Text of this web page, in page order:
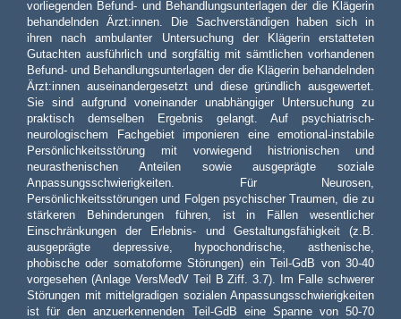
vorliegenden Befund- und Behandlungsunterlagen der die Klägerin
behandelnden Ärzt:innen. Die Sachverständigen haben sich in
ihren nach ambulanter Untersuchung der Klägerin erstatteten
Gutachten ausführlich und sorgfältig mit sämtlichen vorhandenen
Befund- und Behandlungsunterlagen der die Klägerin behandelnden
Ärzt:innen auseinandergesetzt und diese gründlich ausgewertet.
Sie sind aufgrund voneinander unabhängiger Untersuchung zu
praktisch demselben Ergebnis gelangt. Auf psychiatrisch-
neurologischem Fachgebiet imponieren eine emotional-instabile
Persönlichkeitsstörung mit vorwiegend histrionischen und
neurasthenischen Anteilen sowie ausgeprägte soziale
Anpassungsschwierigkeiten. Für Neurosen,
Persönlichkeitsstörungen und Folgen psychischer Traumen, die zu
stärkeren Behinderungen führen, ist in Fällen wesentlicher
Einschränkungen der Erlebnis- und Gestaltungsfähigkeit (z.B.
ausgeprägte depressive, hypochondrische, asthenische,
phobische oder somatoforme Störungen) ein Teil-GdB von 30-40
vorgesehen (Anlage VersMedV Teil B Ziff. 3.7). Im Falle schwerer
Störungen mit mittelgradigen sozialen Anpassungsschwierigkeiten
ist für den anzuerkennenden Teil-GdB eine Spanne von 50-70